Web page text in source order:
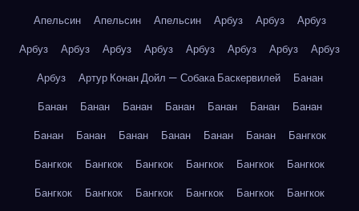
Апельсин
Апельсин Апельсин Арбуз Арбуз
Арбуз
Арбуз
Арбуз Арбуз Арбуз Арбуз Арбуз Арбуз
Арбуз
Арбуз
Артур Конан Дойл — Собака Баскервилей
Банан
Банан
Банан Банан Банан Банан Банан
Банан
Банан
Банан Банан Банан Банан Банан
Бангкок
Бангкок
Бангкок Бангкок Бангкок Бангкок
Бангкок
Бангкок
Бангкок Бангкок Бангкок Бангкок Бангкок